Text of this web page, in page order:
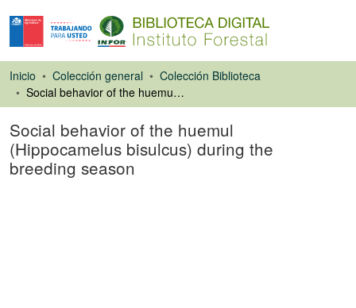
Inicio Colección general
Colección Biblioteca
Social behavior of the huemul (Hippocamelus bisulcus) during the breeding season
Social behavior of the huemul
(Hippocamelus bisulcus) during the
breeding season